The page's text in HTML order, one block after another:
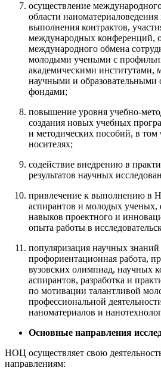
осуществление
области
выполнения контрактов,
международных конференций,
международного обмена
молодыми учеными с
академическими институтами,
научными и образовательными
фондами;
повышение уровня учебно-
создания новых учебных
и методических пособий, в том
носителях;
содействие внедрению в
результатов научных
привлечение к выполнению в
аспирантов и молодых
навыков проектного и
опыта работы в
популяризация научных знаний
профориентационная работа,
вузовских олимпиад, научных
аспирантов, разработка и
по мотивации талантливой
профессиональной
наноматериалов и
Основные направления
НОЦ осуществляет свою
направлениям: